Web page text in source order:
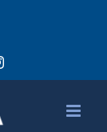
Instagram